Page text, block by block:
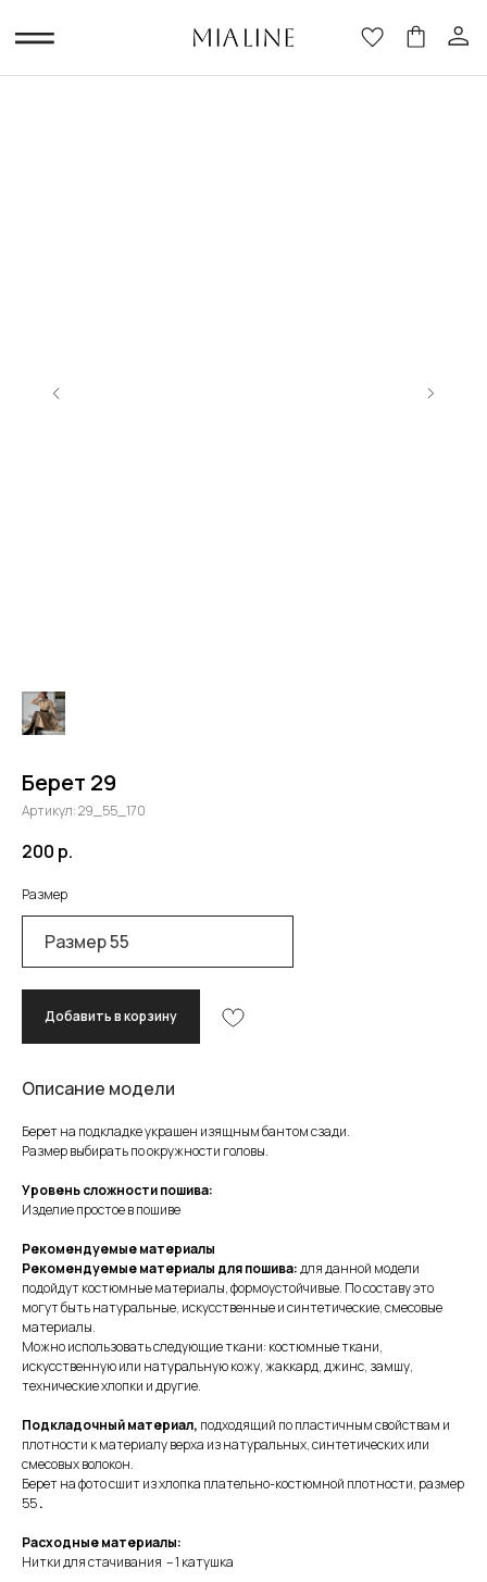
Берет 29
Артикул:29_55_170
200 р.
Размер
Добавить в корзину
Описание модели
Берет на подкладке украшен изящным бантом сзади.
Размер выбирать по окружности головы.
Уровень сложности пошива:
Изделие простое в пошиве
Рекомендуемые материалы
Рекомендуемые материалы для пошива:для данной модели
подойдут костюмные материалы, формоустойчивые. По составу это
могут быть натуральные, искусственные и синтетические, смесовые
материалы.
Можно использовать следующие ткани: костюмные ткани,
искусственную или натуральную кожу, жаккард, джинс, замшу,
технические хлопки и другие.
Подкладочный материал, подходящий по пластичным свойствам и
плотности к материалу верха из натуральных, синтетических или
смесовых волокон.
Берет на фото сшит из хлопка плательно-костюмной плотности, размер
55.
Расходные материалы:
Нитки для стачивания – 1 катушка